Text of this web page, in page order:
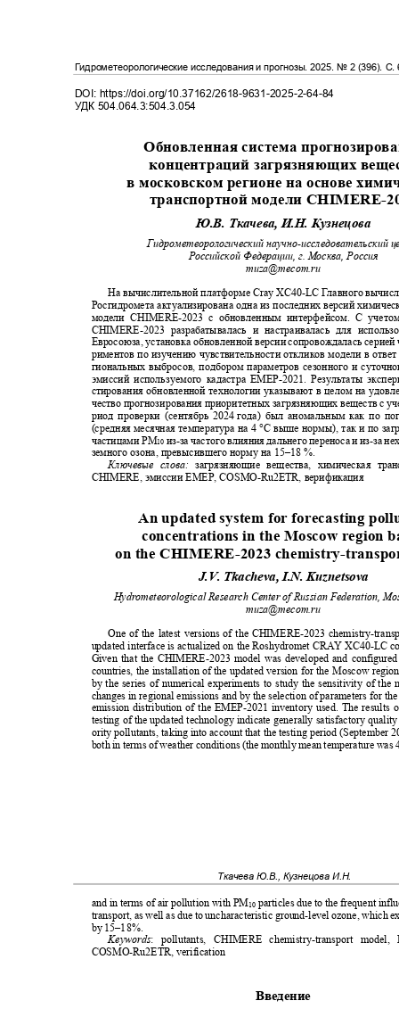
Гидрометеорологические исследования и прогнозы. 2025. № 2 (396). С.
DOI: https://doi.org/10.37162/2618-9631-2025-2-64-84
УДК 504.064.3:504.3.054
Обновленная система
концентраций загрязняющих
в московском регионе на основе
транспортной модели CHIMERE-
Ю.В. Ткачева, И.Н. Кузнецова
Гидрометеорологический научно-исследовательский
Российской Федерации, г. Москва, Россия
muza@mecom.ru
На вычислительной платформе Cray XC40-LC Главного
Росгидромета актуализирована одна из последних версий
модели CHIMERE-2023 с обновленным интерфейсом. С
CHIMERE-2023 разрабатывалась и настраивалась для
Евросоюза, установка обновленной версии сопровождалась
риментов по изучению чувствительности откликов модели в
гиональных выбросов, подбором параметров сезонного и
эмиссий используемого кадастра ЕМЕР-2021. Результаты
стирования обновленной технологии указывают в целом на
чество прогнозирования приоритетных загрязняющих веществ с
риод проверки (сентябрь 2024 года) был аномальным как по
(средняя месячная температура на 4 °С выше нормы), так и по
частицами РМ10 из-за частого влияния дальнего переноса и из-за
земного озона, превысившего норму на 15‒18 %.
Ключевые слова:загрязняющие вещества, химическая
CHIMERE, эмиссии ЕМЕР,COSMO-Ru2ETR , верификация
An updated system for forecasting
concentrations in the Moscow region
on the CHIMERE-2023 chemistry-
J.V. Tkacheva, I.N. Kuznetsova
Hydrometeorological Research Center of Russian Federation,
muza@mecom.ru
One of the latest versions of the CHIMERE-2023 chemistry-
updated interface is actualized on the Roshydromet CRAY XC40-LC
Given that the CHIMERE-2023 model was developed and
countries, the installation of the updated version for the Moscow
by the series of numerical experiments to study the sensitivity of the
changes in regional emissions and by the selection of parameters for
emission distribution of the EMEP-2021 inventory used. The
testing of the updated technology indicate generally satisfactory
ority pollutants, taking into account that the testing period (September
both in terms of weather conditions (the monthly mean temperature was
Ткачева Ю.В., Кузнецова И.Н.
and in terms of air pollution with PM10 particles due to the frequent
transport, as well as due to uncharacteristic ground-level ozone, which
by 15‒18%.
Keywords: pollutants, CHIMERE chemistry-transport
COSMO-Ru2ETR, verification
Введение